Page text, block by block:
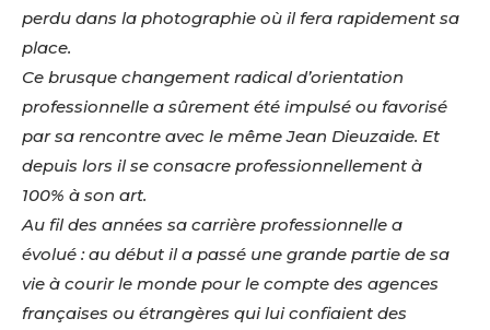
perdu dans la photographie où il fera rapidement sa
place.
Ce brusque changement radical d’orientation
professionnelle a sûrement été impulsé ou favorisé
par sa rencontre avec le même Jean Dieuzaide. Et
depuis lors il se consacre professionnellement à
100% à son art.
Au fil des années sa carrière professionnelle a
évolué : au début il a passé une grande partie de sa
vie à courir le monde pour le compte des agences
françaises ou étrangères qui lui confiaient des